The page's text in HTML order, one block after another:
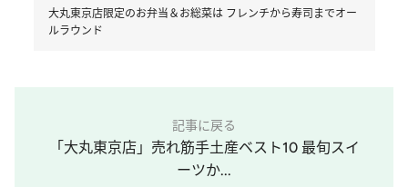
大丸東京店限定のお弁当＆お総菜は フレンチから寿司までオー
ルラウンド
記事に戻る
「大丸東京店」売れ筋手土産ベスト10 最旬スイ
ーツか...